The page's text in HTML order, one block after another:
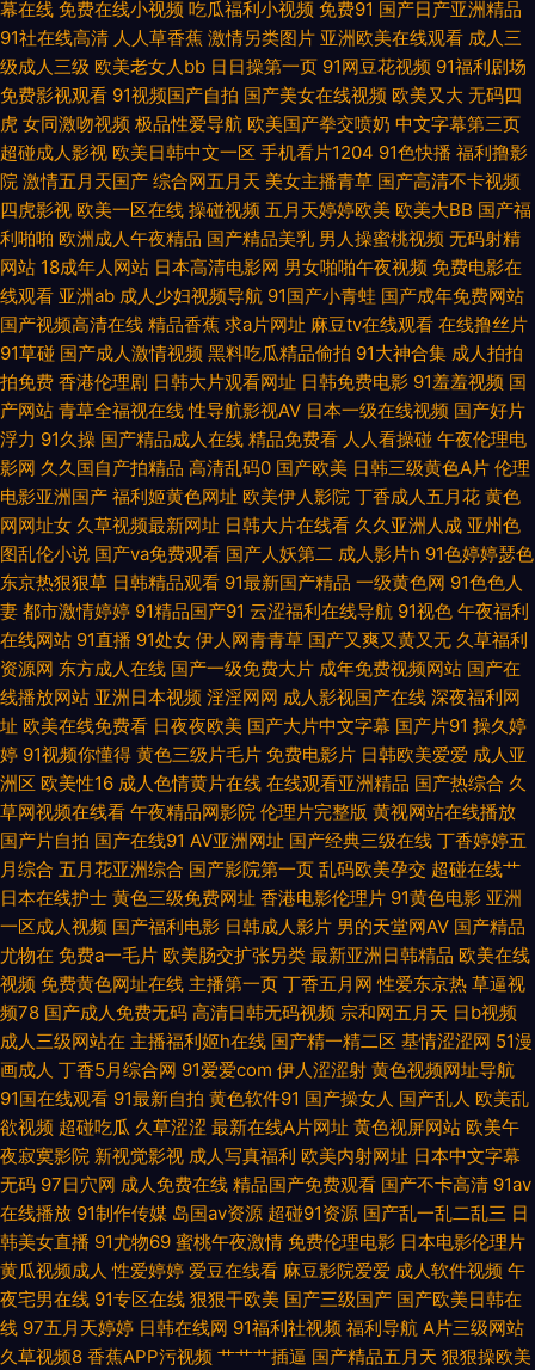
线看 欧美群交网 日韩无码社区 亚洲免费黄色网址 99热艹逼 福利姬福利导航
超碰在线人人91 人妻香蕉网 午夜福利小电影 91黄色电影院 超碰免费电影 国
产欧美日韩爆草 狼友一区 天堂素人 91黑丝在线观看 www桃色av 国产精品
视频久久 老师机午夜性爱 人人干人人操人妻 亚洲97色 91双飞在线 超碰在线
37 九九九国产精品 欧美丝袜婷婷 肏屄福利院 玖玖在线精品 伊人加勒比综合
美女强网址 三级片播放器 91国产黑丝短片 超碰香蕉99 韩日日精 日韩成人网
址 中文三级AV在线 www五月激情 海角传媒91黑料 欧美精品区 熟妇人妻一
区二区 日本岛国片 成人伊人性爱网 久久性交网 少妇福利导航 91超碰在线人
人 成人色福利导航 黄色小片8848 欧美日韩AR 四虎激情 91国精产 超碰人妻
人人上 激情综合淫 日本淫网5 在线观看污视频 91n女在线 成人免费 极品女
神内射 日本A∨电影网站 自拍69 波多野一区 狠狠操导航 欧美人妖丝袜 婷婷
五月天色网 91新视频网站 国产V性交 久热伊人 日韩成人剧场 亚洲影院老司
机 97影院亚 国产福利草草 另类欧美日韩国产 国产在线观看亚毛 最新3p国
产 成人网视频 免费看p 丝袜美腿性交 91福利社 福利AV在线 久久香蕉网址
日韩伦理在线观看 伊人五月大香蕉 超碰人人操人人妻 九一免费观看网站 日
本a级电影网址 尤物影院导航 AV天堂黄色 国产偷自第七页 免费看p 少妇白
浆视频 91色情主站 国产97网 欧美女同视频 婷婷一级视频 91午夜福利电影
东京热图区 欧美变态在线 午夜福利3000 91淫淫影院 抖阴蜜桃樱桃91 久久
伊人国产 熟妇91在线视频 91蜜桃传媒一区 大香蕉自拍网 玖玖热精品6 色呦
呦国产 91国内香蕉 大香蕉网精品 久久嫩草免费看 日韩有码系列 91视频人口
国产不卡视频 欧美老女人另类 香蕉视频18 www91蘑菇 韩国91短片 欧美三
级色图 先锋影音熟女 AV韩国网址 午夜剧场欧美 亚洲欧美千涩 成人视频伊人
老湿影院V48 91视频在线看 国产不卡一区在线 欧美第一浮力影院 午夜日韩
幕在线 免费在线小视频 吃瓜福利小视频 免费91 国产日产亚洲精品
91社在线高清 人人草香蕉 激情另类图片 亚洲欧美在线观看 成人三
级成人三级 欧美老女人bb 日日操第一页 91网豆花视频 91福利剧场
免费影视观看 91视频国产自拍 国产美女在线视频 欧美又大 无码四
虎 女同激吻视频 极品性爱导航 欧美国产拳交喷奶 中文字幕第三页
超碰成人影视 欧美日韩中文一区 手机看片1204 91色快播 福利撸影
院 激情五月天国产 综合网五月天 美女主播青草 国产高清不卡视频
四虎影视 欧美一区在线 操碰视频 五月天婷婷欧美 欧美大BB 国产福
利啪啪 欧洲成人午夜精品 国产精品美乳 男人操蜜桃视频 无码射精
网站 18成年人网站 日本高清电影网 男女啪啪午夜视频 免费电影在
线观看 亚洲ab 成人少妇视频导航 91国产小青蛙 国产成年免费网站
国产视频高清在线 精品香蕉 求a片网址 麻豆tv在线观看 在线撸丝片
91草碰 国产成人激情视频 黑料吃瓜精品偷拍 91大神合集 成人拍拍
拍免费 香港伦理剧 日韩大片观看网址 日韩免费电影 91羞羞视频 国
产网站 青草全福视在线 性导航影视AV 日本一级在线视频 国产好片
浮力 91久操 国产精品成人在线 精品免费看 人人看操碰 午夜伦理电
影网 久久国自产拍精品 高清乱码0 国产欧美 日韩三级黄色A片 伦理
电影亚洲国产 福利姬黄色网址 欧美伊人影院 丁香成人五月花 黄色
网网址女 久草视频最新网址 日韩大片在线看 久久亚洲人成 亚州色
图乱伦小说 国产va免费观看 国产人妖第二 成人影片h 91色婷婷瑟色
东京热狠狠草 日韩精品观看 91最新国产精品 一级黄色网 91色色人
妻 都市激情婷婷 91精品国产91 云涩福利在线导航 91视色 午夜福利
在线网站 91直播 91处女 伊人网青青草 国产又爽又黄又无 久草福利
资源网 东方成人在线 国产一级免费大片 成年免费视频网站 国产在
线播放网站 亚洲日本视频 淫淫网网 成人影视国产在线 深夜福利网
址 欧美在线免费看 日夜夜欧美 国产大片中文字幕 国产片91 操久婷
婷 91视频你懂得 黄色三级片毛片 免费电影片 日韩欧美爱爱 成人亚
洲区 欧美性16 成人色情黄片在线 在线观看亚洲精品 国产热综合 久
草网视频在线看 午夜精品网影院 伦理片完整版 黄视网站在线播放
国产片自拍 国产在线91 AV亚洲网址 国产经典三级在线 丁香婷婷五
月综合 五月花亚洲综合 国产影院第一页 乱码欧美孕交 超碰在线艹
日本在线护士 黄色三级免费网址 香港电影伦理片 91黄色电影 亚洲
一区成人视频 国产福利电影 日韩成人影片 男的天堂网AV 国产精品
尤物在 免费a一毛片 欧美肠交扩张另类 最新亚洲日韩精品 欧美在线
视频 免费黄色网址在线 主播第一页 丁香五月网 性爱东京热 草逼视
频78 国产成人免费无码 高清日韩无码视频 宗和网五月天 日b视频
成人三级网站在 主播福利姬h在线 国产精一精二区 基情涩涩网 51漫
画成人 丁香5月综合网 91爱爱com 伊人涩涩射 黄色视频网址导航
91国在线观看 91最新自拍 黄色软件91 国产操女人 国产乱人 欧美乱
欲视频 超碰吃瓜 久草涩涩 最新在线A片网址 黄色视屏网站 欧美午
夜寂寞影院 新视觉影视 成人写真福利 欧美内射网址 日本中文字幕
无码 97日穴网 成人免费在线 精品国产免费观看 国产不卡高清 91av
在线播放 91制作传媒 岛国av资源 超碰91资源 国产乱一乱二乱三 日
韩美女直播 91尤物69 蜜桃午夜激情 免费伦理电影 日本电影伦理片
黄瓜视频成人 性爱婷婷 爱豆在线看 麻豆影院爱爱 成人软件视频 午
夜宅男在线 91专区在线 狠狠干欧美 国产三级国产 国产欧美日韩在
线 97五月天婷婷 日韩在线网 91福利社视频 福利导航 A片三级网站
久草视频8 香蕉APP污视频 艹艹艹插逼 国产精品五月天 狠狠操欧美